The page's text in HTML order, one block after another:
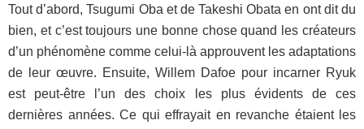
Tout d’abord, Tsugumi Oba et de Takeshi Obata en ont dit du
bien, et c’est toujours une bonne chose quand les créateurs
d’un phénomène comme celui-là approuvent les adaptations
de leur œuvre. Ensuite, Willem Dafoe pour incarner Ryuk
est peut-être l’un des choix les plus évidents de ces
dernières années. Ce qui effrayait en revanche étaient les